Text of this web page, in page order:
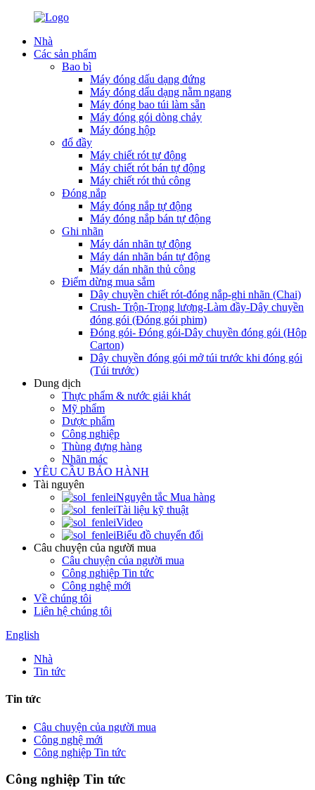
Nhà
Các sản phẩm
Bao bì
Máy đóng dấu dạng đứng
Máy đóng dấu dạng nằm ngang
Máy đóng bao túi làm sẵn
Máy đóng gói dòng chảy
Máy đóng hộp
đổ đầy
Máy chiết rót tự động
Máy chiết rót bán tự động
Máy chiết rót thủ công
Đóng nắp
Máy đóng nắp tự động
Máy đóng nắp bán tự động
Ghi nhãn
Máy dán nhãn tự động
Máy dán nhãn bán tự động
Máy dán nhãn thủ công
Điểm dừng mua sắm
Dây chuyền chiết rót-đóng nắp-ghi nhãn (Chai)
Crush- Trộn-Trọng lượng-Làm đầy-Dây chuyền
đóng gói (Đóng gói phim)
Đóng gói- Đóng gói-Dây chuyền đóng gói (Hộp
Carton)
Dây chuyền đóng gói mở túi trước khi đóng gói
(Túi trước)
Dung dịch
Thực phẩm & nước giải khát
Mỹ phẩm
Dược phẩm
Công nghiệp
Thùng đựng hàng
Nhãn mác
YÊU CẦU BẢO HÀNH
Tài nguyên
Nguyên tắc Mua hàng
Tài liệu kỹ thuật
Video
Biểu đồ chuyển đổi
Câu chuyện của người mua
Câu chuyện của người mua
Công nghiệp Tin tức
Công nghệ mới
Về chúng tôi
Liên hệ chúng tôi
English
Nhà
Tin tức
Tin tức
Câu chuyện của người mua
Công nghệ mới
Công nghiệp Tin tức
Công nghiệp Tin tức